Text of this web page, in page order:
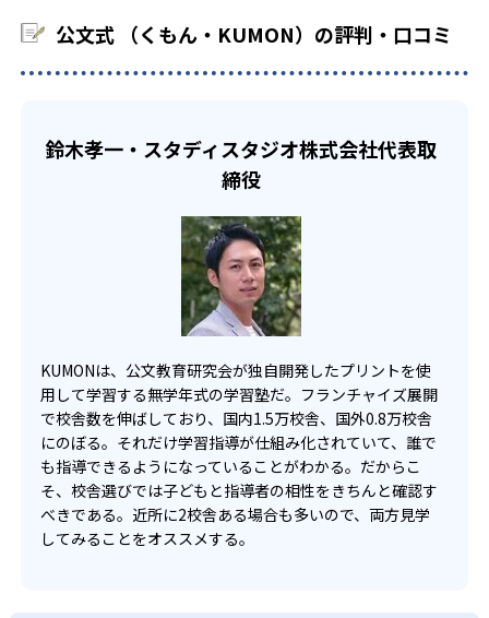
でも週2回受講できる。そのため、部活や他の習い事で忙し
らのオンライン受講と通室を組み合わせることも可能だ。
部活や習い事と両立したい生徒向け
KUMONでは、一人ひとりの学習状況やスケジュールに合わ
宿題の量や進め方に関しては、いつでも気軽に相談可能
だ。
公文式 （くもん・KUMON）の評判・口コミ
鈴木孝一・スタディスタジオ株式会社代表取
締役
KUMONは、公文教育研究会が独自開発したプリントを使
用して学習する無学年式の学習塾だ。フランチャイズ展開
で校舎数を伸ばしており、国内1.5万校舎、国外0.8万校舎
にのぼる。それだけ学習指導が仕組み化されていて、誰で
も指導できるようになっていることがわかる。だからこ
そ、校舎選びでは子どもと指導者の相性をきちんと確認す
べきである。近所に2校舎ある場合も多いので、両方見学
してみることをオススメする。